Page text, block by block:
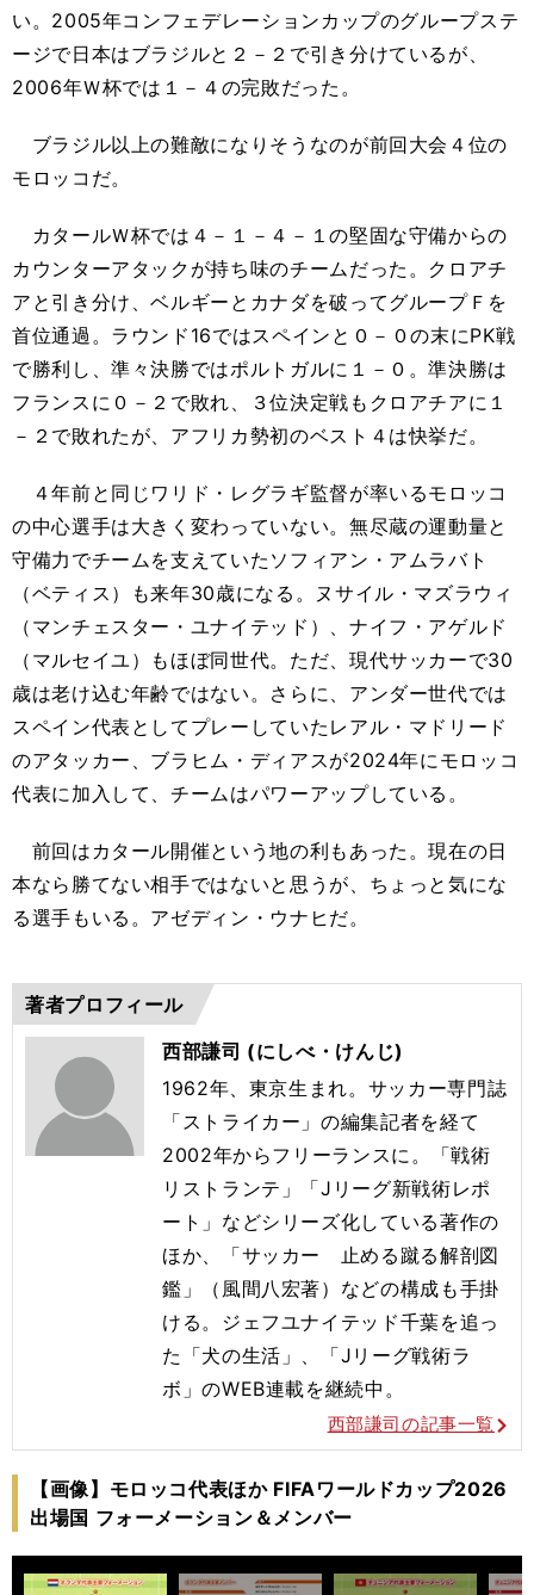
い。2005年コンフェデレーションカップのグループステ
ージで日本はブラジルと２－２で引き分けているが、
2006年Ｗ杯では１－４の完敗だった。
ブラジル以上の難敵になりそうなのが前回大会４位の
モロッコだ。
カタールＷ杯では４－１－４－１の堅固な守備からの
カウンターアタックが持ち味のチームだった。クロアチ
アと引き分け、ベルギーとカナダを破ってグループＦを
首位通過。ラウンド16ではスペインと０－０の末にPK戦
で勝利し、準々決勝ではポルトガルに１－０。準決勝は
フランスに０－２で敗れ、３位決定戦もクロアチアに１
－２で敗れたが、アフリカ勢初のベスト４は快挙だ。
４年前と同じワリド・レグラギ監督が率いるモロッコ
の中心選手は大きく変わっていない。無尽蔵の運動量と
守備力でチームを支えていたソフィアン・アムラバト
（ベティス）も来年30歳になる。ヌサイル・マズラウィ
（マンチェスター・ユナイテッド）、ナイフ・アゲルド
（マルセイユ）もほぼ同世代。ただ、現代サッカーで30
歳は老け込む年齢ではない。さらに、アンダー世代では
スペイン代表としてプレーしていたレアル・マドリード
のアタッカー、ブラヒム・ディアスが2024年にモロッコ
代表に加入して、チームはパワーアップしている。
前回はカタール開催という地の利もあった。現在の日
本なら勝てない相手ではないと思うが、ちょっと気にな
る選手もいる。アゼディン・ウナヒだ。
著者プロフィール
西部謙司 (にしべ・けんじ)
1962年、東京生まれ。サッカー専門誌
「ストライカー」の編集記者を経て
2002年からフリーランスに。「戦術
リストランテ」「Jリーグ新戦術レポ
ート」などシリーズ化している著作の
ほか、「サッカー 止める蹴る解剖図
鑑」（風間八宏著）などの構成も手掛
ける。ジェフユナイテッド千葉を追っ
た「犬の生活」、「Jリーグ戦術ラ
ボ」のWEB連載を継続中。
西部謙司の記事一覧
【画像】モロッコ代表ほか FIFAワールドカップ2026
出場国 フォーメーション＆メンバー